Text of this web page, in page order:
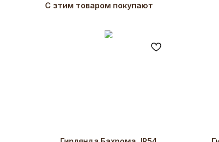
С этим товаром покупают